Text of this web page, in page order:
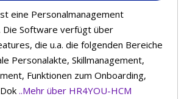
eine Personalmanagement
Die Software verfügt über
die u.a. die folgenden Bereiche
Personalakte, Skillmanagement,
Funktionen zum Onboarding,
..Mehr über HR4YOU-HCM